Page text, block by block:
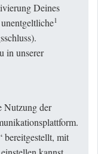
Deines
1
in unserer
Nutzung der
mit